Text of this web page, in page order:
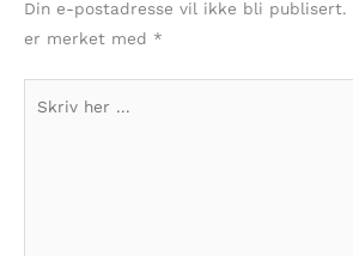
Din e-postadresse vil ikke bli publisert.
er merket med *